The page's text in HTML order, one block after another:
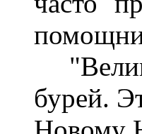
бурей.